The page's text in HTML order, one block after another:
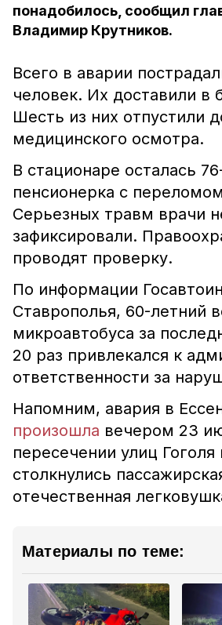
понадобилось, сообщил
Владимир Крутников.
Всего в аварии
человек. Их доставили в
Шесть из них отпустили
медицинского осмотра.
В стационаре осталась
пенсионерка с
Серьезных травм врачи
зафиксировали.
проводят проверку.
По информации
Ставрополья, 60-летний
микроавтобуса за
20 раз привлекался к
ответственности за
Напомним, авария в
произошла вечером 23
пересечении улиц Гоголя
столкнулись
отечественная
Материалы по теме: